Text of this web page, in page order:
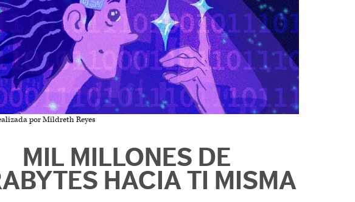
por Mildreth Reyes
MIL MILLONES DE
HACIA TI MISMA